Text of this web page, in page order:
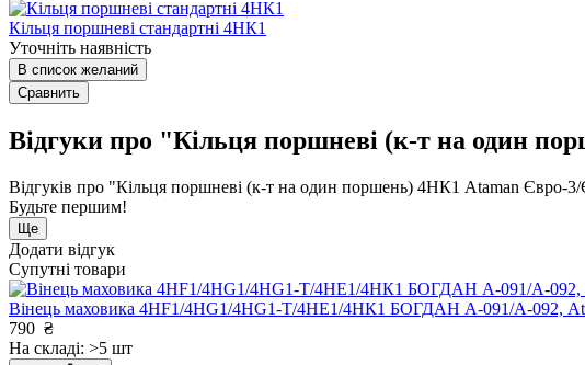
Кільця поршневі стандартні 4HК1
Уточніть наявність
В список желаний
Сравнить
Відгуки про "Кільця поршневі (к-т на один
Відгуків про "Кільця поршневі (к-т на один поршень) 4НК1 Ataman
Будьте першим!
Ще
Додати відгук
Супутні товари
Вінець маховика 4HF1/4HG1/4HG1-T/4НЕ1/4НК1 БОГДАН А-091/А-092,
790 ₴
На складі: >5 шт